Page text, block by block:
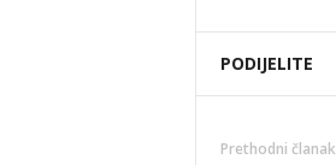
PODIJELITE
Prethodni članak